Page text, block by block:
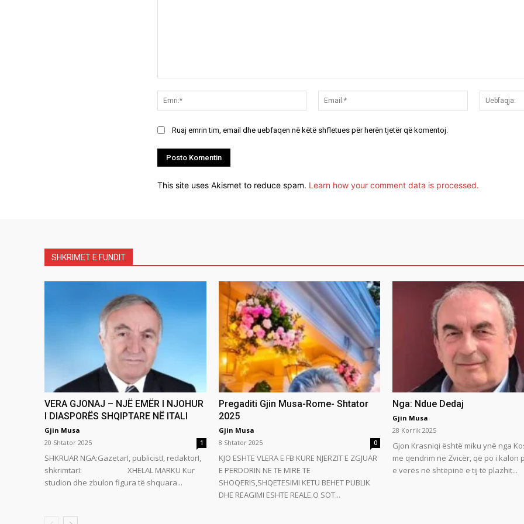
Emri:*
Email:*
Ruaj emrin tim, email dhe uebfaqen në këtë shfletues për herën tjetër që komentoj.
This site uses Akismet to reduce spam. Learn how your comment data is processed.
SHKRIMET E FUNDIT
VERA GJONAJ – NJË EMËR I NJOHUR
I DIASPORËS SHQIPTARE NË ITALI
Gjin Musa
20 Shtator 2025
1
SHKRUAR NGA:GazetarI, publicistI, redaktorI,
shkrimtarI: XHELAL MARKU Kur
studion dhe zbulon figura të shquara...
Pregaditi Gjin Musa-Rome- Shtator
2025
Gjin Musa
8 Shtator 2025
0
KJO ESHTE VLERA E FB KURE NJERZIT E ZGJUAR
E PERDORIN NE TE MIRE TE
SHOQERIS,SHQETESIMI KETU BEHET PUBLIK
DHE REAGIMI ESHTE REALE.O SOT...
Nga: Ndue Dedaj
Gjin Musa
28 Korrik 2025
Gjon Krasniqi është miku ynë nga
me qendrim në Zvicër, që po i kalon
e verës në shtëpinë e tij të plazhit...